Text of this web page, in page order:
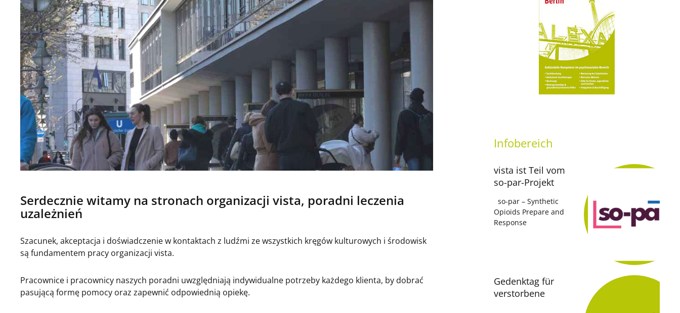
Serdecznie witamy na stronach organizacji vista, poradni leczenia
uzależnień
Szacunek, akceptacja i doświadczenie w kontaktach z ludźmi ze wszystkich kręgów kulturowych i środowisk
są fundamentem pracy organizacji vista.
Pracownice i pracownicy naszych poradni uwzględniają indywidualne potrzeby każdego klienta, by dobrać
pasującą formę pomocy oraz zapewnić odpowiednią opiekę.
Infobereich
vista ist Teil vom
so-par-Projekt
so-par – Synthetic
Opioids Prepare and
Response
Gedenktag für
verstorbene